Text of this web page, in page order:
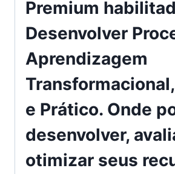
Premium
Desenvolver
Aprendizagem
e Prático. Onde
desenvolver,
otimizar seus